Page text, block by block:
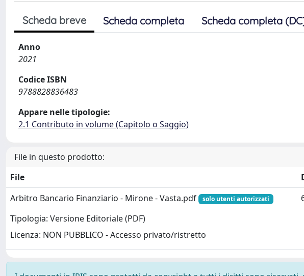
Scheda breve Scheda completa Scheda completa
Anno
2021
Codice ISBN
9788828836483
Appare nelle tipologie:
2.1 Contributo in volume (Capitolo o Saggio)
File in questo prodotto:
File
Arbitro Bancario Finanziario - Mirone - Vasta.pdf
solo utenti autorizzati
Tipologia: Versione Editoriale (PDF)
Licenza: NON PUBBLICO - Accesso privato/ristretto